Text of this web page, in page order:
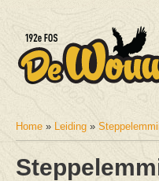
U bent hier
Home » Leiding »